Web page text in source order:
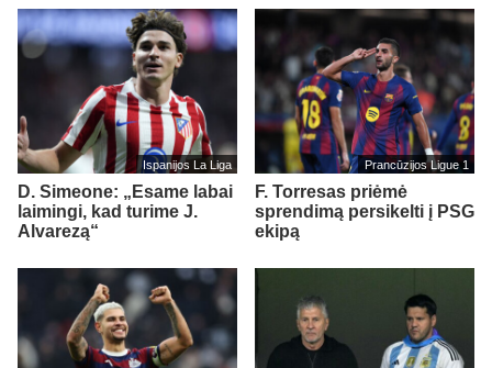
Ispanijos La Liga
D. Simeone: „Esame labai
laimingi, kad turime J.
Alvarezą“
Prancūzijos Ligue 1
F. Torresas priėmė
sprendimą persikelti į PSG
ekipą